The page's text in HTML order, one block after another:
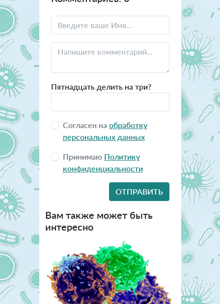
Пятнадцать делить на три?
Согласен на обработку
персональных данных
Принимаю Политику
конфиденциальности
Вам также может быть
интересно